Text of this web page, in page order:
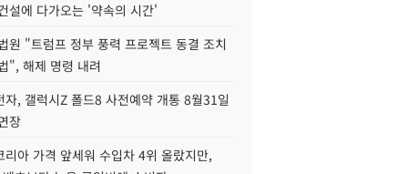
설에 다가오는 '약속의 시간'
원 "트럼프 정부 풍력 프로젝트 동결 조치
", 해제 명령 내려
자, 갤럭시Z 폴드8 사전예약 개통 8월31일
장
리아 가격 앞세워 수입차 4위 올랐지만,